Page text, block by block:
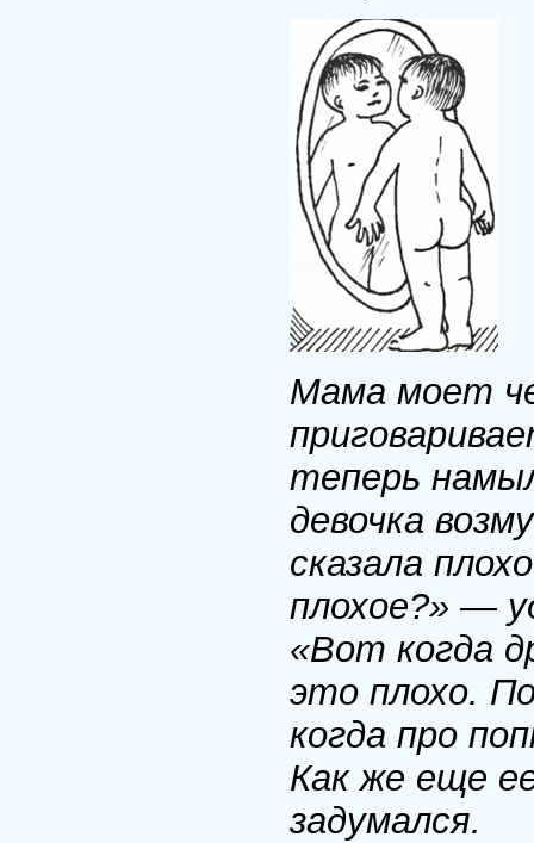
Мама моет
теперь
девочка
сказала
плохое?» —
«Вот когда
это плохо.
когда про
Как же еще
задумался.